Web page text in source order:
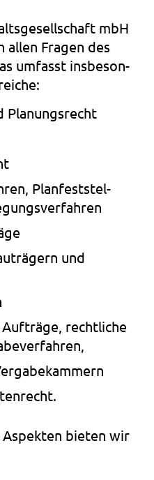
mbH
Fra­gen des
umfasst ins­be­son­
Pla­nungs­recht
Plan­fest­stel­
und
recht­li­che
Aspek­ten bie­ten wir